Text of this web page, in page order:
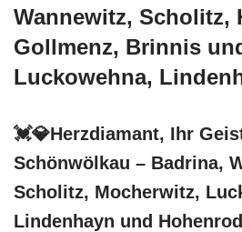
Wannewitz, Scholitz,
Gollmenz, Brinnis
Luckowehna,
💓️💎Herzdiamant, Ihr
Schönwölkau – Badrina,
Scholitz, Mocherwitz,
Lindenhayn und